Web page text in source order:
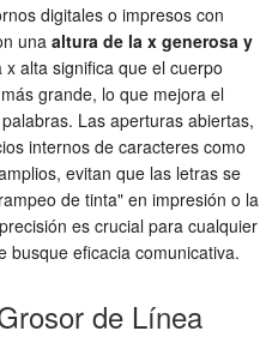
digitales o impresos con
una altura de la x generosa y
x alta significa que el cuerpo
grande, lo que mejora el
Las aperturas abiertas,
internos de caracteres como
evitan que las letras se
de tinta" en impresión o la
es crucial para cualquier
busque eficacia comunicativa.
de Línea